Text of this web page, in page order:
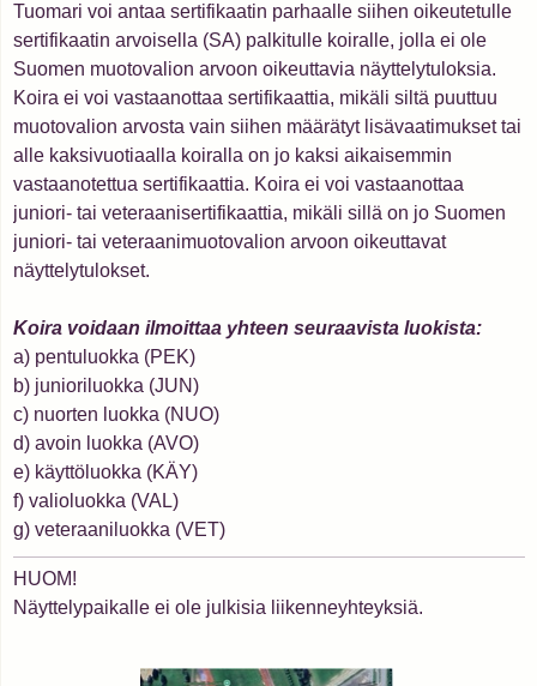
Tuomari voi antaa sertifikaatin parhaalle siihen oikeutetulle
sertifikaatin arvoisella (SA) palkitulle koiralle, jolla ei ole
Suomen muotovalion arvoon oikeuttavia näyttelytuloksia.
Koira ei voi vastaanottaa sertifikaattia, mikäli siltä puuttuu
muotovalion arvosta vain siihen määrätyt lisävaatimukset tai
alle kaksivuotiaalla koiralla on jo kaksi aikaisemmin
vastaanotettua sertifikaattia. Koira ei voi vastaanottaa
juniori- tai veteraanisertifikaattia, mikäli sillä on jo Suomen
juniori- tai veteraanimuotovalion arvoon oikeuttavat
näyttelytulokset.
Koira voidaan ilmoittaa yhteen seuraavista luokista:
a) pentuluokka (PEK)
b) junioriluokka (JUN)
c) nuorten luokka (NUO)
d) avoin luokka (AVO)
e) käyttöluokka (KÄY)
f) valioluokka (VAL)
g) veteraaniluokka (VET)
HUOM!
Näyttelypaikalle ei ole julkisia liikenneyhteyksiä.